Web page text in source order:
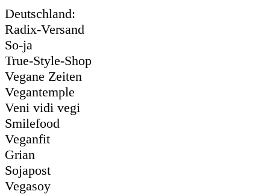
Deutschland:
Radix-Versand
So-ja
True-Style-Shop
Vegane Zeiten
Vegantemple
Veni vidi vegi
Smilefood
Veganfit
Grian
Sojapost
Vegasoy